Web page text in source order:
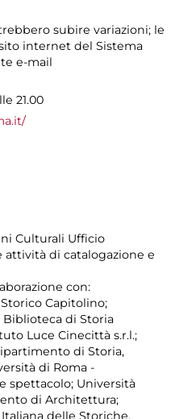
subire variazioni; le
internet del Sistema
e-mail
21.00
Culturali Ufficio
di catalogazione e
con:
Capitolino;
di Storia
Luce Cinecittà s.r.l.;
di Storia,
di Roma -
spettacolo; Università
di Architettura;
delle Storiche.